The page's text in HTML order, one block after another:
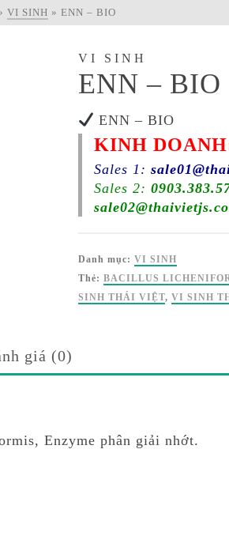
VI SINH » ENN – BIO
VI SINH
ENN – BIO
ENN – BIO
KINH
Sales 1:
Sales 2:
Danh mục: VI SINH
Thẻ: BACILLUS
SINH THÁI VIỆT, VI SINH
giá (0)
Enzyme phân giải nhớt.